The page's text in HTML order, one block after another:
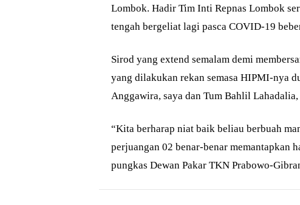
Lombok. Hadir Tim Inti Repnas Lombok
tengah bergeliat lagi pasca COVID-19
Sirod yang extend semalam demi
yang dilakukan rekan semasa HIPMI-nya
Anggawira, saya dan Tum Bahlil
“Kita berharap niat baik beliau berbuah
perjuangan 02 benar-benar memantapkan
pungkas Dewan Pakar TKN Prabowo-